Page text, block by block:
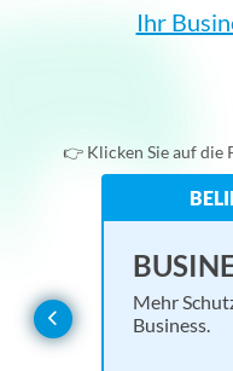
Ihr
Verein
👉 Klicken Sie auf die
BASIC
Alles, was Sie
Mehr
Business.